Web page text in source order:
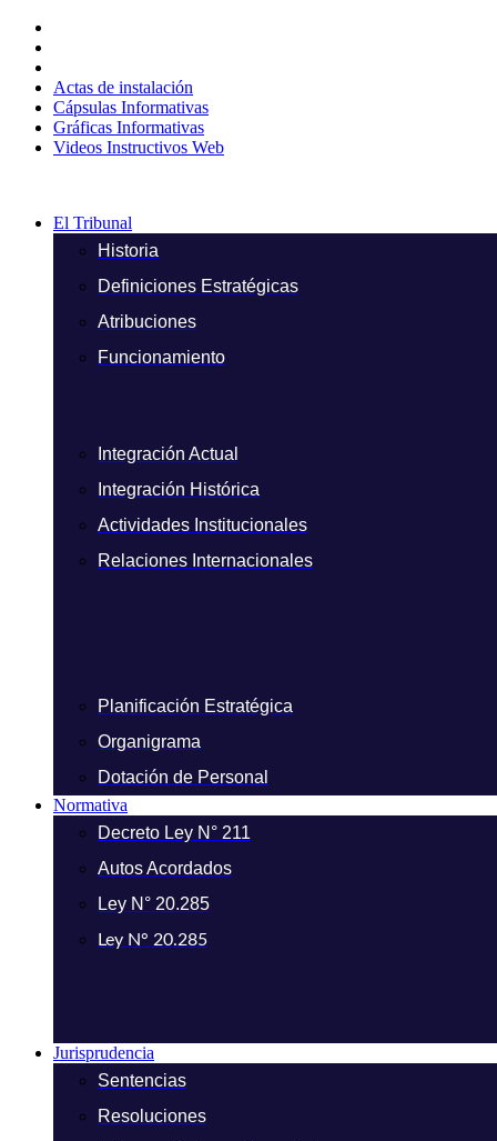
contenido
Actas de instalación
Cápsulas Informativas
Gráficas Informativas
Videos Instructivos Web
El Tribunal
Historia
Definiciones Estratégicas
Atribuciones
Funcionamiento
Integración Actual
Integración Histórica
Actividades Institucionales
Relaciones Internacionales
Planificación Estratégica
Organigrama
Dotación de Personal
Normativa
Decreto Ley N° 211
Autos Acordados
Ley N° 20.285
Ley N° 20.285
Jurisprudencia
Sentencias
Resoluciones